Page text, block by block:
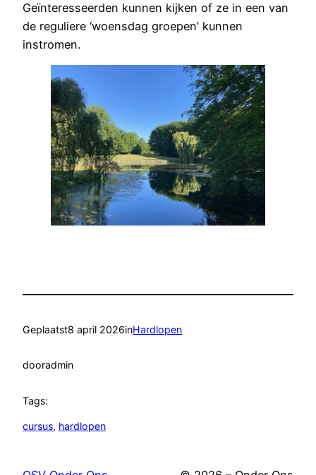
Geïnteresseerden kunnen kijken of ze in een van
de reguliere ‘woensdag groepen’ kunnen
instromen.
Geplaatst8 april 2026inHardlopen
dooradmin
Tags:
cursus, hardlopen